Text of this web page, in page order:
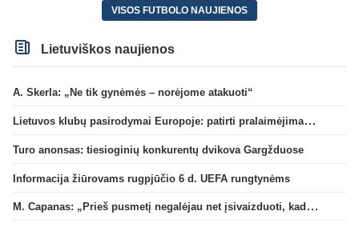
VISOS FUTBOLO NAUJIENOS
Lietuviškos naujienos
A. Skerla: „Ne tik gynėmės – norėjome atakuoti“
Lietuvos klubų pasirodymai Europoje: patirti pralaimėjimai Kroatijos atstovams
Turo anonsas: tiesioginių konkurentų dvikova Gargžduose
Informacija žiūrovams rugpjūčio 6 d. UEFA rungtynėms
M. Capanas: „Prieš pusmetį negalėjau net įsivaizduoti, kad žaisime prieš „Hajduk“